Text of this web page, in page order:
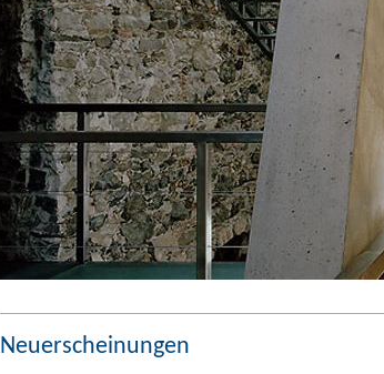
Neuerscheinungen